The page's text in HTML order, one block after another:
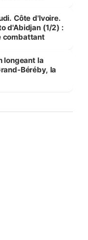
Côte d'Ivoire.
d'Abidjan (1/2) :
combattant
longeant la
Béréby, la